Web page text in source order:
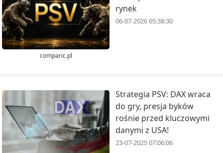
comparic.pl
rynek
06-07-2026 05:38:30
Strategia PSV: DAX wraca
do gry, presja byków
rośnie przed kluczowymi
danymi z USA!
23-07-2025 07:06:06